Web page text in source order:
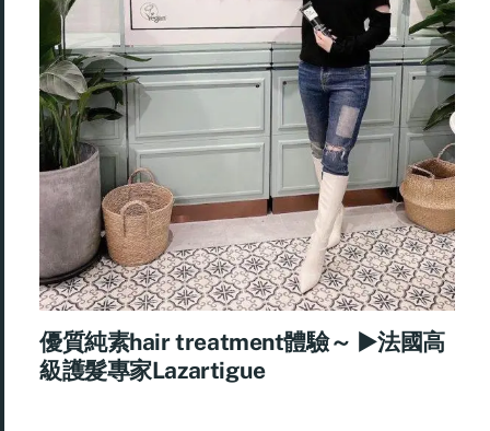
優質純素hair treatment體驗～ ►法國高
級護髮專家Lazartigue